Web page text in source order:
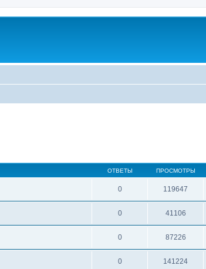
ОТВЕТЫ ПРОСМОТРЫ
0 119647
0 41106
0 87226
0 141224